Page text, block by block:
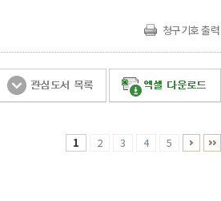
청구기호 출력
1 2 3 4 5